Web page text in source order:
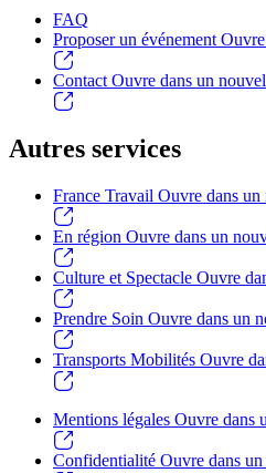
FAQ
Proposer un événement
Contact Ouvre dans un
Autres services
France Travail Ouvre dans
En région Ouvre dans un
Culture et Spectacle Ouvre
Prendre Soin Ouvre dans un
Transports Mobilités Ouvre
Mentions légales Ouvre dans
Confidentialité Ouvre dans